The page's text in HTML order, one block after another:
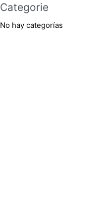
Categorie
No hay categorías